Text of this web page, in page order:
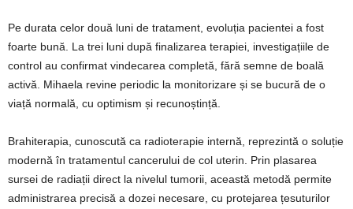
Pe durata celor două luni de tratament, evoluția pacientei a fost
foarte bună. La trei luni după finalizarea terapiei, investigațiile de
control au confirmat vindecarea completă, fără semne de boală
activă. Mihaela revine periodic la monitorizare și se bucură de o
viață normală, cu optimism și recunoștință.
Brahiterapia, cunoscută ca radioterapie internă, reprezintă o soluție
modernă în tratamentul cancerului de col uterin. Prin plasarea
sursei de radiații direct la nivelul tumorii, această metodă permite
administrarea precisă a dozei necesare, cu protejarea țesuturilor